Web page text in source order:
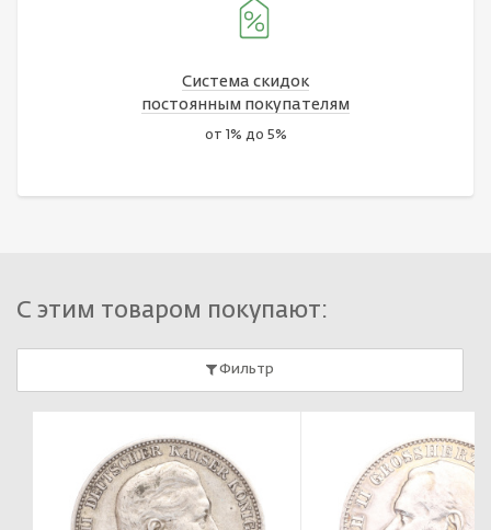
Система скидок
постоянным покупателям
от 1% до 5%
С этим товаром покупают:
Фильтр